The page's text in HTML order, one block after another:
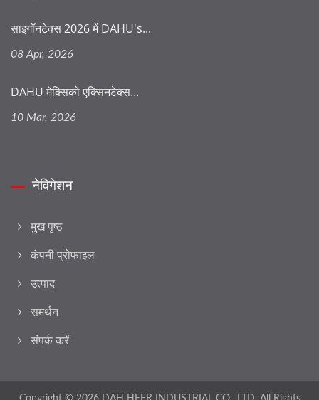
साइगॉनटेक्स 2026 में DAHU's...
08 Apr, 2026
DAHU मेक्सिको एक्सिनटेक्स...
10 Mar, 2026
नेविगेशन
मुख पृष्ठ
कंपनी प्रोफाइल
उत्पाद
समर्थन
संपर्क करें